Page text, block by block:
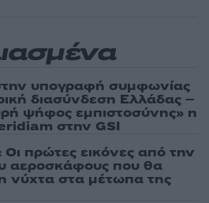
υπογραφή συμφωνίας
διασύνδεση Ελλάδας –
ψήφος εμπιστοσύνης» η
στην GSI
πρώτες εικόνες από την
αεροσκάφους που θα
νύχτα στα μέτωπα της